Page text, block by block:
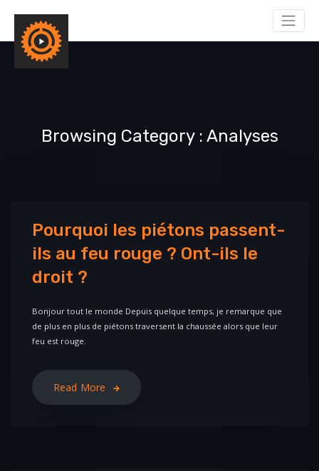
Browsing Category Analyses
Pourquoi les piétons passent-
ils au feu rouge ? Ont-ils le
droit ?
Bonjour tout le monde Depuis quelque temps, je remarque que
de plus en plus de piétons traversent la chaussée alors que leur
feu est rouge.
Read More